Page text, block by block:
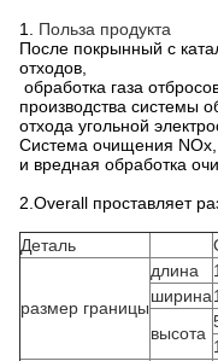
1. Польза продукта
После покрынный с
отходов,
обработка газа
производства системы
отхода угольной
Система очищения
и вредная обработка
2.Overall проставляет
Деталь
размер границы
длина
ширина
высота